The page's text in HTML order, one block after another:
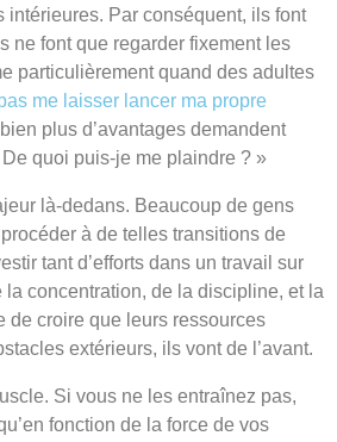
intérieures. Par conséquent, ils font
ne font que regarder fixement les
particulièrement quand des adultes
me laisser lancer ma propre
plus d’avantages demandent
quoi puis-je me plaindre ? »
là-dedans. Beaucoup de gens
à de telles transitions de
tant d’efforts dans un travail sur
concentration, de la discipline, et la
de croire que leurs ressources
extérieurs, ils vont de l’avant.
Si vous ne les entraînez pas,
fonction de la force de vos